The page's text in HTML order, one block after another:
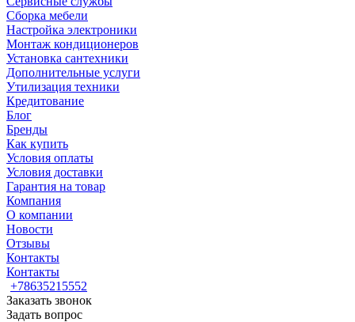
Сборка мебели
Настройка электроники
Монтаж кондиционеров
Установка сантехники
Дополнительные услуги
Утилизация техники
Кредитование
Блог
Бренды
Как купить
Условия оплаты
Условия доставки
Гарантия на товар
Компания
О компании
Новости
Отзывы
Контакты
Контакты
+78635215552
Заказать звонок
Задать вопрос